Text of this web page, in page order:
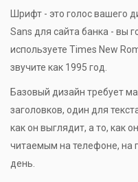
Шрифт - это голос вашего
Sans для сайта банка - вы
используете Times New
звучите как 1995 год.
Базовый дизайн требует
заголовков, один для
как он выглядит, а то, как
читаемым на телефоне, на
день.